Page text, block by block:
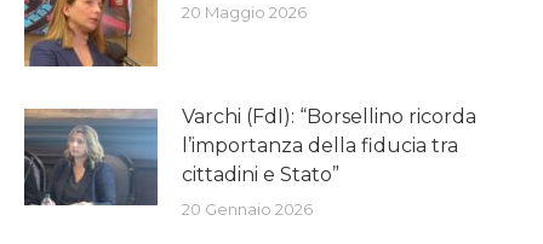
20 Maggio 2026
Varchi (FdI): “Borsellino ricorda
l’importanza della fiducia tra
cittadini e Stato”
20 Gennaio 2026